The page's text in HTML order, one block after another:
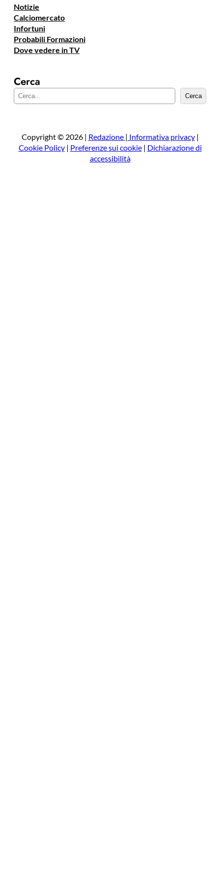
Notizie
Calciomercato
Infortuni
Probabili Formazioni
Dove vedere in TV
Cerca
e
a
Cerca
Copyright © 2026 | Redazione | Informativa privacy|
Cookie Policy| Preferenze sui cookie| Dichiarazione di
accessibilità